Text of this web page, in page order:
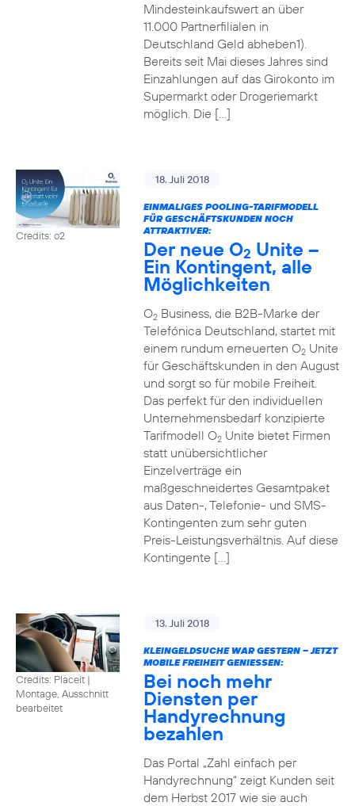
Mindesteinkaufswert an über
11.000 Partnerfilialen in
Deutschland Geld abheben1).
Bereits seit Mai dieses Jahres sind
Einzahlungen auf das Girokonto im
Supermarkt oder Drogeriemarkt
möglich. Die […]
Credits: o2
18. Juli 2018
EINMALIGES POOLING-TARIFMODELL
FÜR GESCHÄFTSKUNDEN NOCH
ATTRAKTIVER:
Der neue O2 Unite –
Ein Kontingent, alle
Möglichkeiten
O2Business, die B2B-Marke der
Telefónica Deutschland, startet mit
einem rundum erneuerten O2Unite
für Geschäftskunden in den August
und sorgt so für mobile Freiheit.
Das perfekt für den individuellen
Unternehmensbedarf konzipierte
Tarifmodell O2Unite bietet Firmen
statt unübersichtlicher
Einzelverträge ein
maßgeschneidertes Gesamtpaket
aus Daten-, Telefonie- und SMS-
Kontingenten zum sehr guten
Preis-Leistungsverhältnis. Auf diese
Kontingente […]
Credits: Placeit |
Montage, Ausschnitt
bearbeitet
13. Juli 2018
KLEINGELDSUCHE WAR GESTERN – JETZT
MOBILE FREIHEIT GENIESSEN:
Bei noch mehr
Diensten per
Handyrechnung
bezahlen
Das Portal „Zahl einfach per
Handyrechnung“ zeigt Kunden seit
dem Herbst 2017 wie sie auch